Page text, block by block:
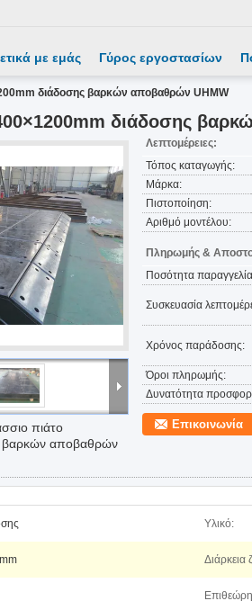
με εμάς Γύρος εργοστασίων
διάδοσης βαρκών αποβαθρών UHMW
διάδοσης
πιάτο
βαρκών αποβαθρών
Λεπτομέρειες:
Τόπος καταγωγής:
Μάρκα:
Πιστοποίηση:
Αριθμό μοντέλου:
Πληρωμής &
Ποσότητα
Συσκευασία
Χρόνος παράδοσης:
Όροι πληρωμής:
Δυνατότητα
Επικοινωνία
Υλικό:
Διάρκεια